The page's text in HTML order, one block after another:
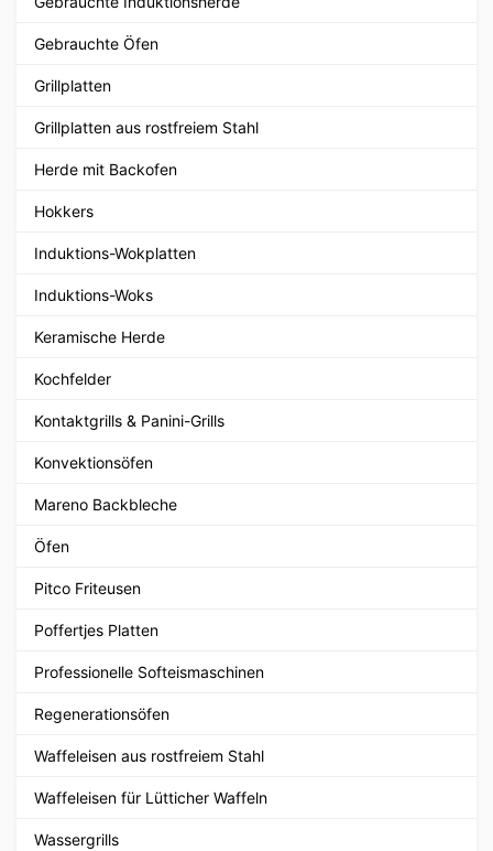
Gebrauchte Öfen
Grillplatten
Grillplatten aus rostfreiem Stahl
Herde mit Backofen
Hokkers
Induktions-Wokplatten
Induktions-Woks
Keramische Herde
Kochfelder
Kontaktgrills & Panini-Grills
Konvektionsöfen
Mareno Backbleche
Öfen
Pitco Friteusen
Poffertjes Platten
Professionelle Softeismaschinen
Regenerationsöfen
Waffeleisen aus rostfreiem Stahl
Waffeleisen für Lütticher Waffeln
Wassergrills